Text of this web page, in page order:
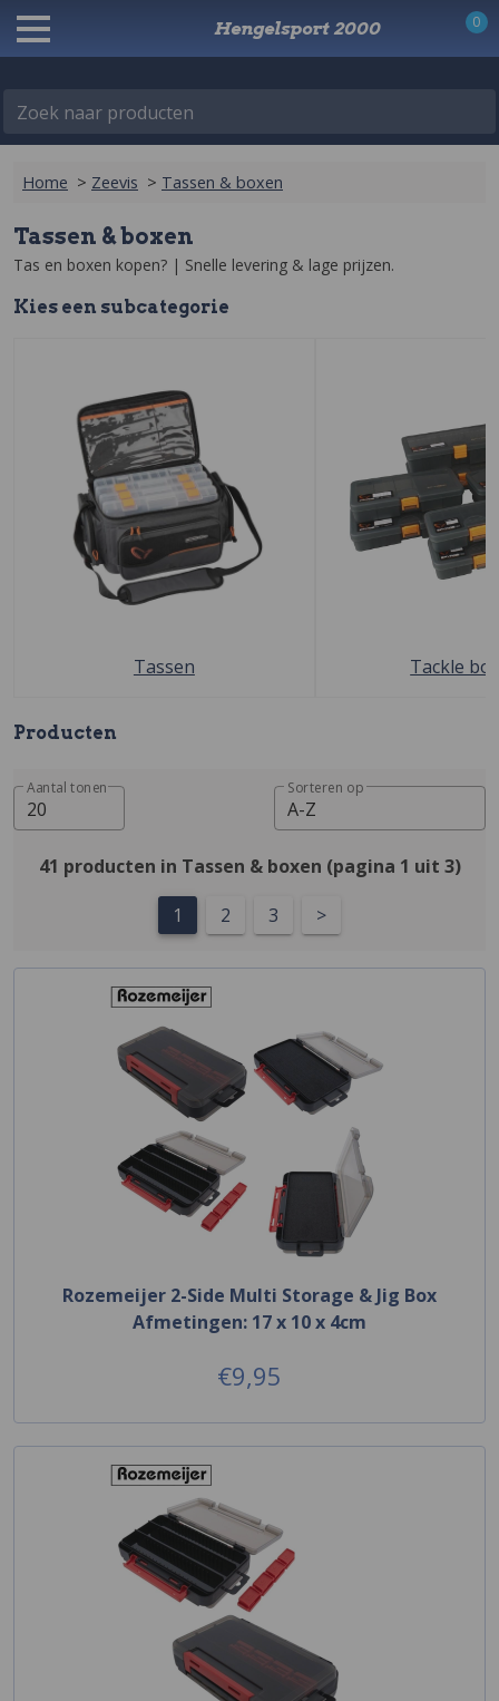
Zoek naar producten
Hengelsport 2000 0
Home > Zeevis > Tassen & boxen
Tassen & boxen
Tas en boxen kopen? | Snelle levering & lage prijzen‎.
Kies een subcategorie
Tassen Tackle
Producten
Aantal tonen
20
Sorteren op
A-Z
41 producten in Tassen & boxen (pagina 1 uit 3)
1
2 3 >
Rozemeijer 2-Side Multi Storage & Jig Box
Afmetingen: 17 x 10 x 4cm
€9,95